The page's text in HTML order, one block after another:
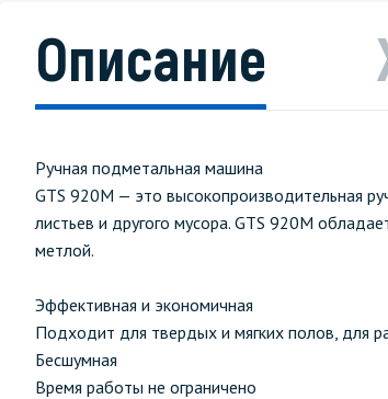
Описание
Ручная подметальная машина
GTS 920M — это высокопроизводительная
листьев и другого мусора. GTS 920M
метлой.
Эффективная и экономичная
Подходит для твердых и мягких полов, для
Бесшумная
Время работы не ограничено